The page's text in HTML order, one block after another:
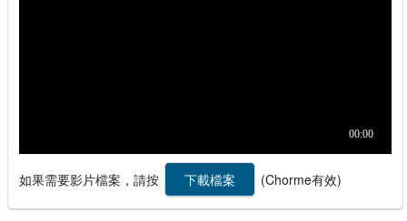
如果需要影片檔案，請按 (Chorme有效)